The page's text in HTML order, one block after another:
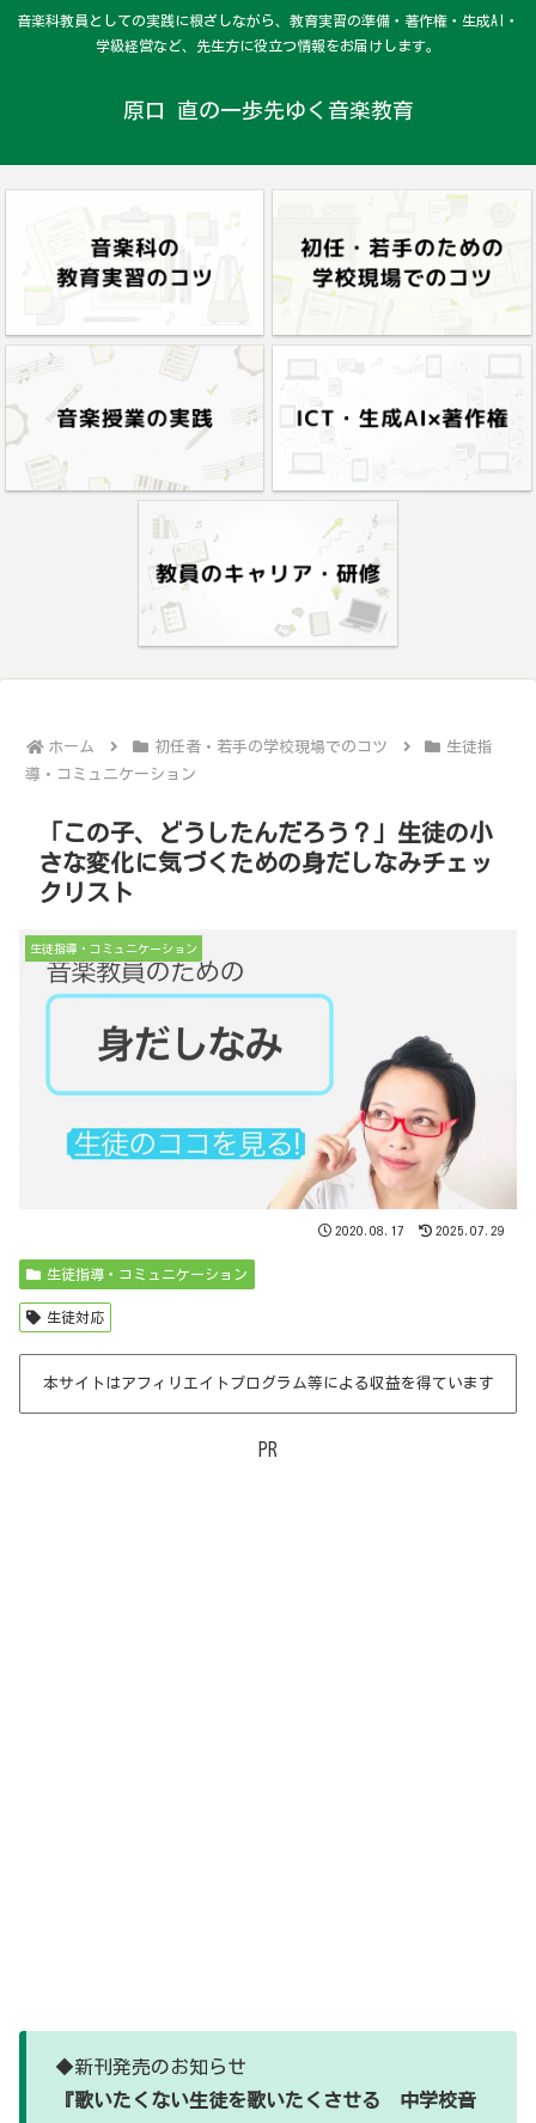
音楽科教員としての実践に根ざしながら、教育実習の準備・著作権・生成AI・
学級経営など、先生方に役立つ情報をお届けします。
原口 直の一歩先ゆく音楽教育
ホーム 初任者・若手の学校現場でのコツ
生徒指
導・コミュニケーション
「この子、どうしたんだろう？」生徒の小
さな変化に気づくための身だしなみチェッ
クリスト
生徒指導・コミュニケーション
2020.08.17 2025.07.29
生徒指導・コミュニケーション
生徒対応
本サイトはアフィリエイトプログラム等による収益を得ています
PR
◆新刊発売のお知らせ
『歌いたくない生徒を歌いたくさせる 中学校音